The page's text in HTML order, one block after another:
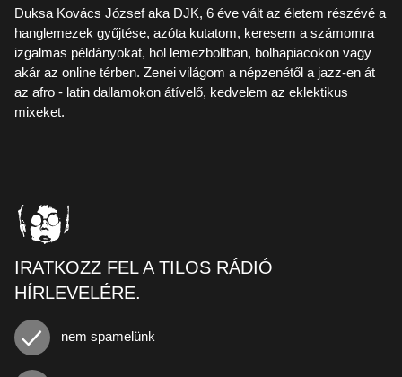
Duksa Kovács József aka DJK, 6 éve vált az életem részévé a
hanglemezek gyűjtése, azóta kutatom, keresem a számomra
izgalmas példányokat, hol lemezboltban, bolhapiacokon vagy
akár az online térben. Zenei világom a népzenétől a jazz-en át
az afro - latin dallamokon átívelő, kedvelem az eklektikus
mixeket.
IRATKOZZ FEL A TILOS RÁDIÓ
HÍRLEVELÉRE.
nem spamelünk